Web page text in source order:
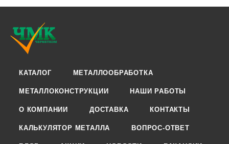
КАТАЛОГ МЕТАЛЛООБРАБОТКА
МЕТАЛЛОКОНСТРУКЦИИ НАШИ РАБОТЫ
О КОМПАНИИ ДОСТАВКА КОНТАКТЫ
КАЛЬКУЛЯТОР МЕТАЛЛА ВОПРОС-ОТВЕТ